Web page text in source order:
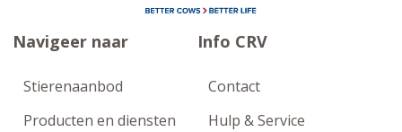
Navigeer naar
Stierenaanbod
Producten en diensten
Info CRV
Contact
Hulp & Service